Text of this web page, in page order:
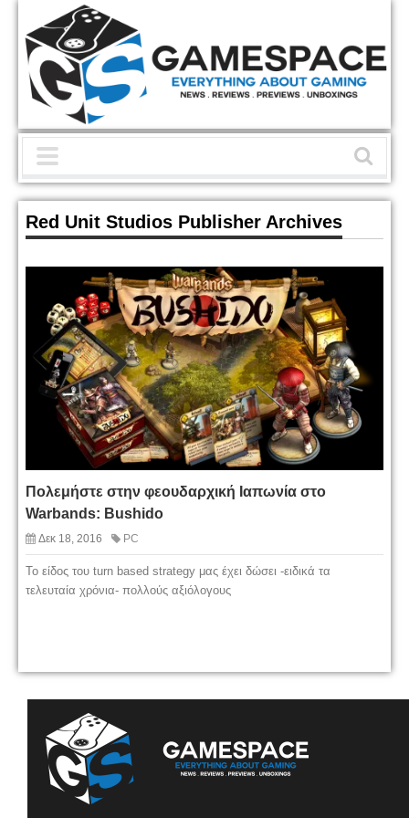
Red Unit Studios Publisher Archives
Πολεμήστε στην φεουδαρχική Ιαπωνία στο
Warbands: Bushido
Δεκ 18, 2016 PC
Το είδος του turn based strategy μας έχει δώσει -ειδικά τα
τελευταία χρόνια- πολλούς αξιόλογους